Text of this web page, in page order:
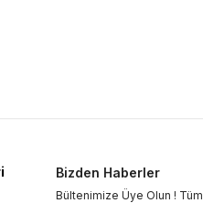
Bizden Haberler
Bültenimize Üye Olun !